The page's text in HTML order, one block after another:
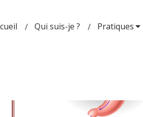
Qui suis-je ? Pratiques